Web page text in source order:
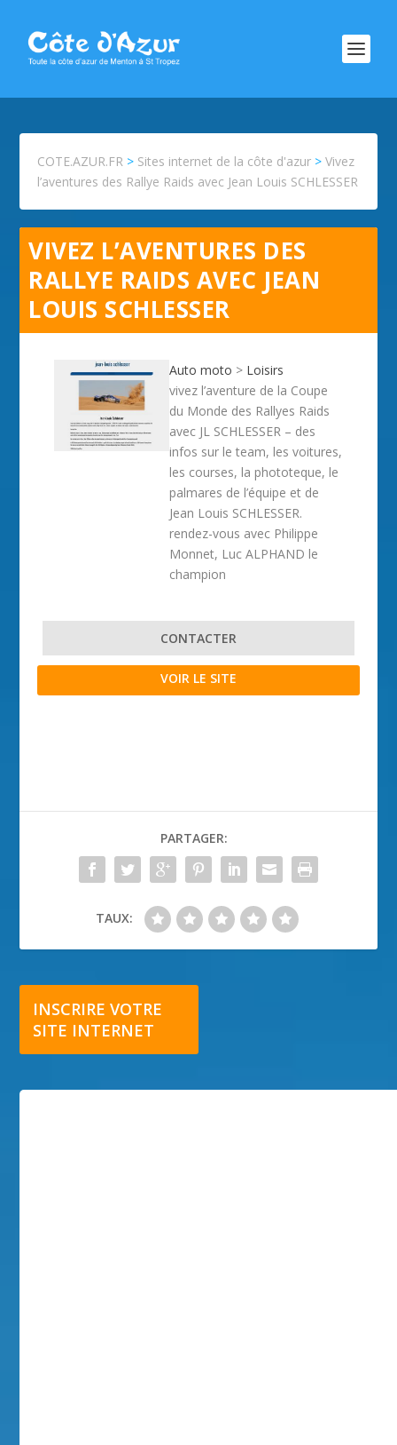
COTE.AZUR.FR > Sites internet de la côte d'azur >Vivez
l’aventures des Rallye Raids avec Jean Louis SCHLESSER
VIVEZ L’AVENTURES DES
RALLYE RAIDS AVEC JEAN
LOUIS SCHLESSER
Auto moto > Loisirs
vivez l’aventure de la Coupe
du Monde des Rallyes Raids
avec JL SCHLESSER – des
infos sur le team, les voitures,
les courses, la phototeque, le
palmares de l’équipe et de
Jean Louis SCHLESSER.
rendez-vous avec Philippe
Monnet, Luc ALPHAND le
champion
CONTACTER
VOIR LE SITE
PARTAGER:
TAUX:
INSCRIRE VOTRE
SITE INTERNET